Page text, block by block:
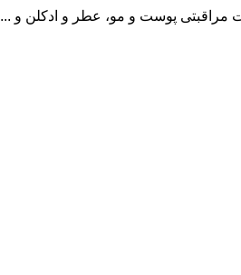
مراقبتی پوست و مو، عطر و ادکلن و ...